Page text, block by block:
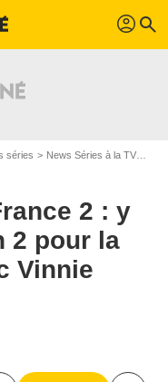
profil search
séries News Séries à la TV
2 : y
2 pour la
Vinnie